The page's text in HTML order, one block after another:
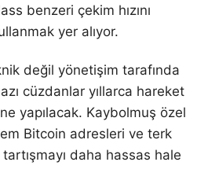
benzeri çekim hızını
yer alıyor.
değil yönetişim tarafında
cüzdanlar yıllarca hareket
yapılacak. Kaybolmuş özel
Bitcoin adresleri ve terk
daha hassas hale